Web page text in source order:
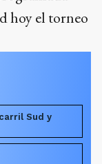
hoy el torneo
Sud y